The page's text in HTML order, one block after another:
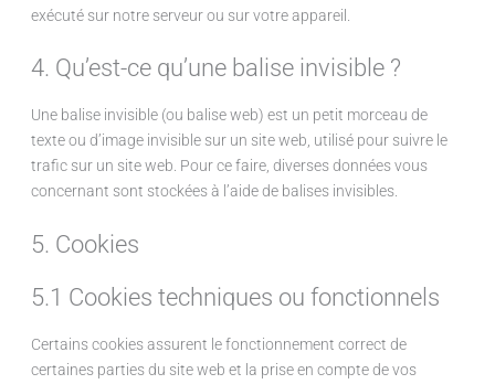
exécuté sur notre serveur ou sur votre appareil.
4. Qu’est-ce qu’une balise invisible ?
Une balise invisible (ou balise web) est un petit morceau de
texte ou d’image invisible sur un site web, utilisé pour suivre le
trafic sur un site web. Pour ce faire, diverses données vous
concernant sont stockées à l’aide de balises invisibles.
5. Cookies
5.1 Cookies techniques ou fonctionnels
Certains cookies assurent le fonctionnement correct de
certaines parties du site web et la prise en compte de vos